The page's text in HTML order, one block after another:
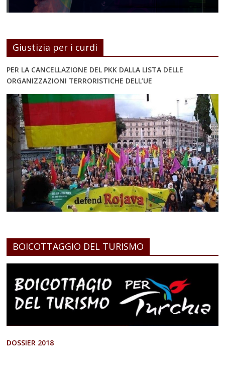
Giustizia per i curdi
PER LA CANCELLAZIONE DEL PKK DALLA LISTA DELLE
ORGANIZZAZIONI TERRORISTICHE DELL’UE
BOICOTTAGGIO DEL TURISMO
DOSSIER 2018